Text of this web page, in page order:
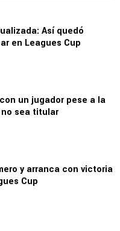
Así quedó
en Leagues Cup
un jugador pese a la
sea titular
y arranca con victoria
Cup